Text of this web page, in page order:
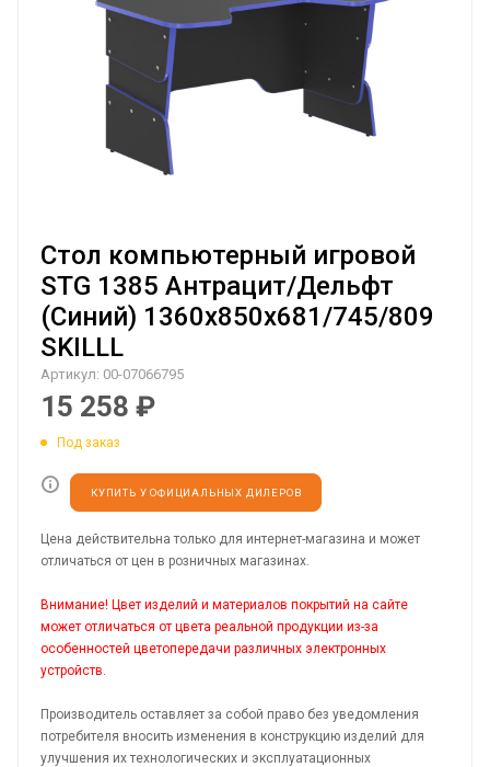
Стол компьютерный игровой
STG 1385 Антрацит/Дельфт
(Синий) 1360х850х681/745/809
SKILLL
Артикул: 00-07066795
15 258 ₽
Под заказ
КУПИТЬ У ОФИЦИАЛЬНЫХ ДИЛЕРОВ
Цена действительна только для интернет-магазина и может
отличаться от цен в розничных магазинах.
Внимание! Цвет изделий и материалов покрытий на сайте
может отличаться от цвета реальной продукции из-за
особенностей цветопередачи различных электронных
устройств.
Производитель оставляет за собой право без уведомления
потребителя вносить изменения в конструкцию изделий для
улучшения их технологических и эксплуатационных